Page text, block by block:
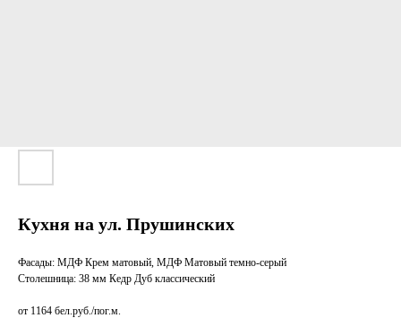
Кухня на ул. Прушинских
Фасады: МДФ Крем матовый, МДФ Матовый темно-серый
Столешница: 38 мм Кедр Дуб классический
от 1164 бел.руб./пог.м.